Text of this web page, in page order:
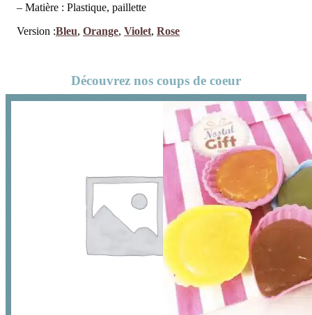
– Matière : Plastique, paillette
Version :Bleu, Orange, Violet, Rose
Découvrez nos coups de coeur